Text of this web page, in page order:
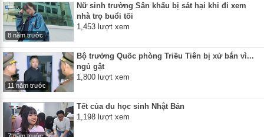
8 năm trước
Nữ sinh trường Sân khấu bị sát hại khi đi xem
nhà trọ buổi tối
1,453 lượt xem
11 năm trước
Bộ trưởng Quốc phòng Triều Tiên bị xử bắn vì...
ngủ gật
1,800 lượt xem
Tết của du học sinh Nhật Bản
1,198 lượt xem